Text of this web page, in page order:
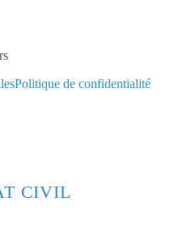
Politique de confidentialité
CIVIL